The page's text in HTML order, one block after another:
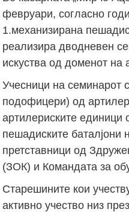
февруари, согласно
1.механизирана
реализира дводневен
искуства од доменот на
Учесници на семинарот
подофицери) од
артилериските единици
пешадиските баталјони
претставници од
(ЗОК) и Командата за
Старешините кои
активно учество низ